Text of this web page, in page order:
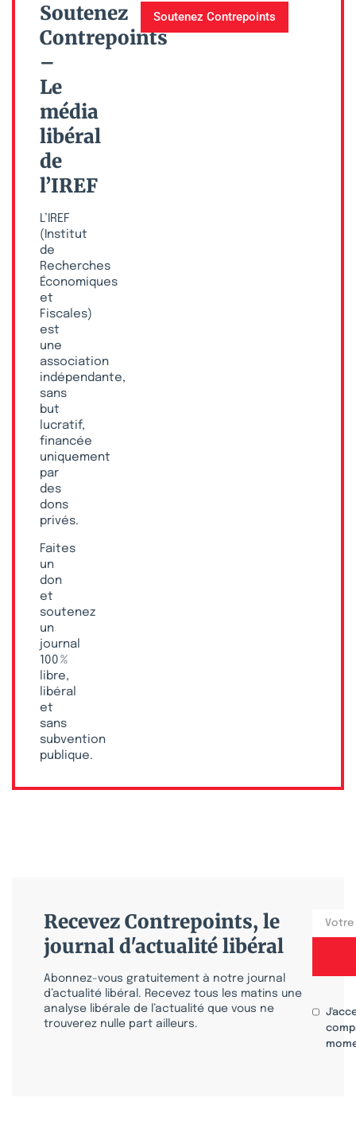
Soutenez
Contrepoints
–
Le
média
libéral
de
l’IREF
L’IREF
(Institut
de
Recherches
Économiques
et
Fiscales)
est
une
association
indépendante,
sans
but
lucratif,
financée
uniquement
par
des
dons
privés.
Faites
un
don
et
soutenez
un
journal
100 %
libre,
libéral
et
sans
subvention
publique.
Soutenez Contrepoints
Recevez Contrepoints, le
journal d'actualité libéral
Abonnez-vous gratuitement à notre journal
d’actualité libéral. Recevez tous les matins une
analyse libérale de l’actualité que vous ne
trouverez nulle part ailleurs.